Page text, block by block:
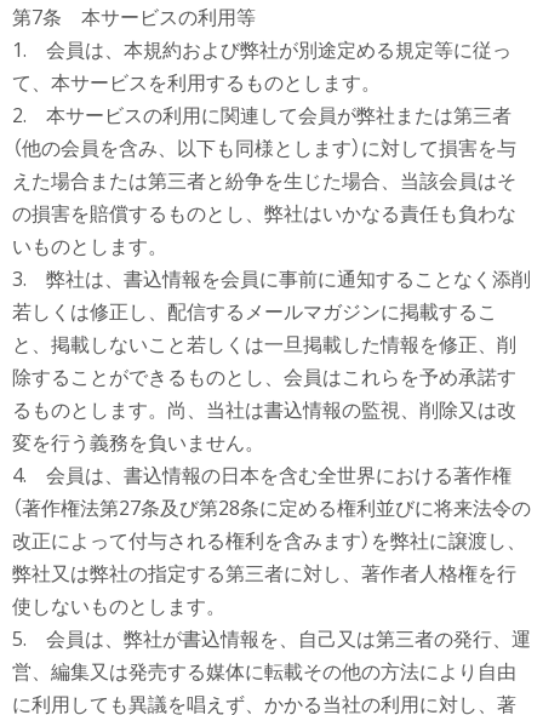
第7条 本サービスの利用等
1. 会員は、本規約および弊社が別途定める規定等に従っ
て、本サービスを利用するものとします。
2. 本サービスの利用に関連して会員が弊社または第三者
（他の会員を含み、以下も同様とします）に対して損害を与
えた場合または第三者と紛争を生じた場合、当該会員はそ
の損害を賠償するものとし、弊社はいかなる責任も負わな
いものとします。
3. 弊社は、書込情報を会員に事前に通知することなく添削
若しくは修正し、配信するメールマガジンに掲載するこ
と、掲載しないこと若しくは一旦掲載した情報を修正、削
除することができるものとし、会員はこれらを予め承諾す
るものとします。尚、当社は書込情報の監視、削除又は改
変を行う義務を負いません。
4. 会員は、書込情報の日本を含む全世界における著作権
（著作権法第27条及び第28条に定める権利並びに将来法令の
改正によって付与される権利を含みます）を弊社に譲渡し、
弊社又は弊社の指定する第三者に対し、著作者人格権を行
使しないものとします。
5. 会員は、弊社が書込情報を、自己又は第三者の発行、運
営、編集又は発売する媒体に転載その他の方法により自由
に利用しても異議を唱えず、かかる当社の利用に対し、著